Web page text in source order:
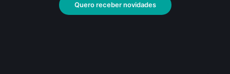
Quero receber novidades